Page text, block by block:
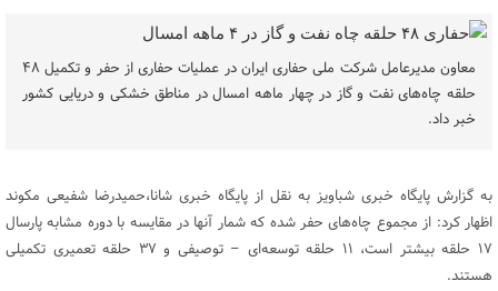
معاون مدیرعامل شرکت ملی حفاری ایران در عملیات حفاری از حفر و تکمیل ۴۸
حلقه چاه‌های نفت و گاز در چهار ماهه امسال در مناطق خشکی و دریایی کشور
خبر داد.
به گزارش پایگاه خبری شباویز به نقل از پایگاه خبری شانا،حمیدرضا شفیعی مکوند
اظهار کرد: از مجموع چاه‌های حفر شده که شمار آنها در مقایسه با دوره مشابه پارسال
۱۷ حلقه بیشتر است، ۱۱ حلقه توسعه‌ای – توصیفی و ۳۷ حلقه تعمیری تکمیلی
هستند.